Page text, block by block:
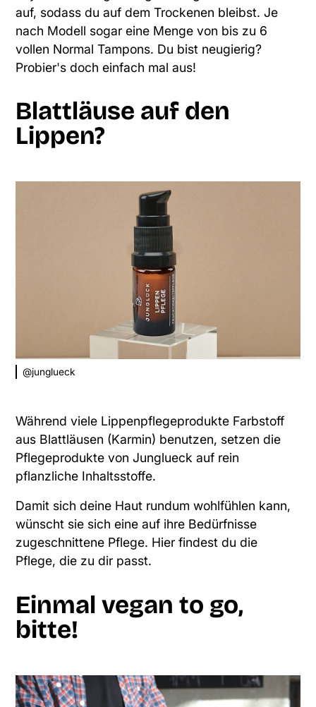
auf, sodass du auf dem Trockenen bleibst. Je
nach Modell sogar eine Menge von bis zu 6
vollen Normal Tampons. Du bist neugierig?
Probier's doch einfach mal aus!
Blattläuse auf den
Lippen?
@junglueck
Während viele Lippenpflegeprodukte Farbstoff
aus Blattläusen (Karmin) benutzen, setzen die
Pflegeprodukte von Junglueck auf rein
pflanzliche Inhaltsstoffe.
Damit sich deine Haut rundum wohlfühlen kann,
wünscht sie sich eine auf ihre Bedürfnisse
zugeschnittene Pflege. Hier findest du die
Pflege, die zu dir passt.
Einmal vegan to go,
bitte!